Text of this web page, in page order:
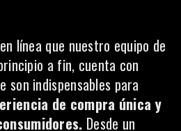
línea que nuestro equipo de
a fin, cuenta con
son indispensables para
de compra única y
Desde un